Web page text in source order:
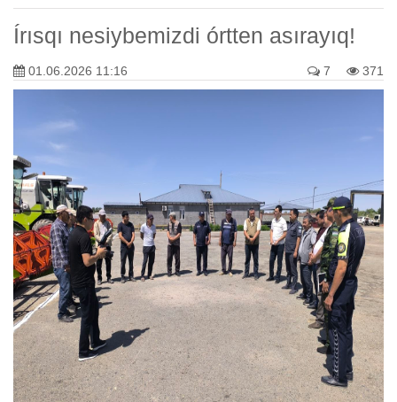
Írısqı nesiybemizdi órtten asırayıq!
01.06.2026 11:16 371
7